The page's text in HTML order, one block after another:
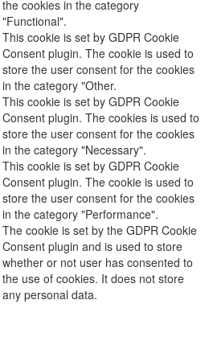
the cookies in the category
"Functional".
This cookie is set by GDPR Cookie
Consent plugin. The cookie is used to
store the user consent for the cookies
in the category "Other.
This cookie is set by GDPR Cookie
Consent plugin. The cookies is used to
store the user consent for the cookies
in the category "Necessary".
This cookie is set by GDPR Cookie
Consent plugin. The cookie is used to
store the user consent for the cookies
in the category "Performance".
The cookie is set by the GDPR Cookie
Consent plugin and is used to store
whether or not user has consented to
the use of cookies. It does not store
any personal data.